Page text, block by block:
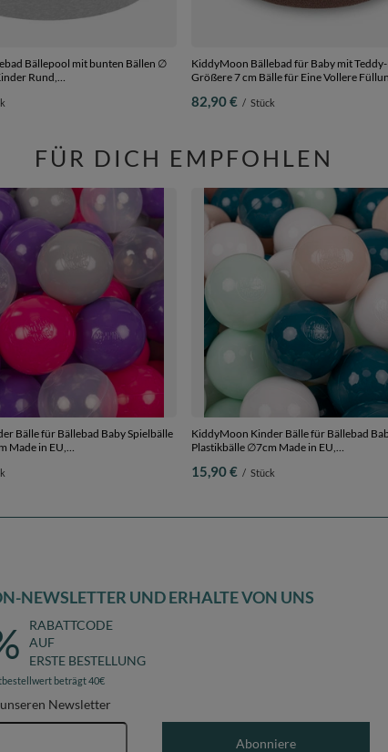
Bällepool mit bunten Bällen ∅
KiddyMoon Bällebad für Baby mit
Größere 7 cm Bälle für Eine Vollere
Pastellbeige/Braun/Weiß, 90 x 30 cm 200
82,90 € / Stück
FÜR DICH EMPFOHLEN
Bälle für Bällebad Baby Spielbälle
Made in EU,
KiddyMoon Kinder Bälle für Bällebad
Plastikbälle ∅7cm Made in EU,
15,90 € / Stück
NEWSLETTER UND ERHALTE VON UNS
RABATTCODE
AUF
ERSTE BESTELLUNG
beträgt 40€
Newsletter
E-Mail-Adresse
Abonniere